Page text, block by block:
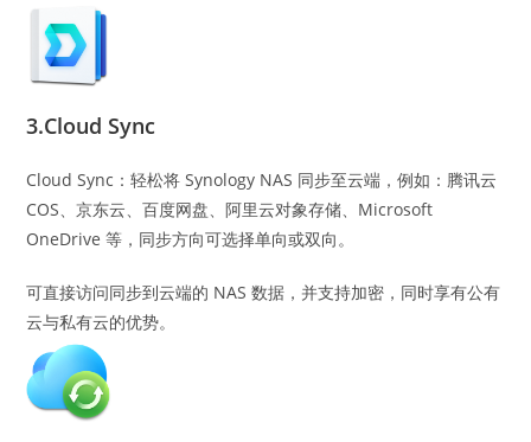
3.Cloud Sync
Cloud Sync：轻松将 Synology NAS 同步至云端，例如：腾讯云
COS、京东云、百度网盘、阿里云对象存储、Microsoft
OneDrive 等，同步方向可选择单向或双向。
可直接访问同步到云端的 NAS 数据，并支持加密，同时享有公有
云与私有云的优势。